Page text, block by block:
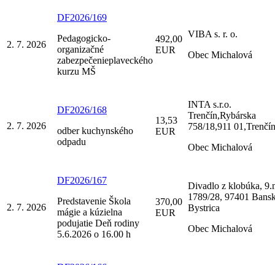
2. 7. 2026
DF2026/169
Pedagogicko-
organizačné
zabezpečenieplaveckého
kurzu MŠ
492,00
EUR
VIBA s. r. o.
Obec Michalová
2. 7. 2026
DF2026/168
odber kuchynského
odpadu
13,53
EUR
INTA s.r.o.
Trenčín,Rybárska
758/18,911 01,Trenčín
Obec Michalová
2. 7. 2026
DF2026/167
Predstavenie Škola
mágie a kúzielna
podujatie Deň rodiny
5.6.2026 o 16.00 h
370,00
EUR
Divadlo z klobúka,
1789/28, 97401
Bystrica
Obec Michalová